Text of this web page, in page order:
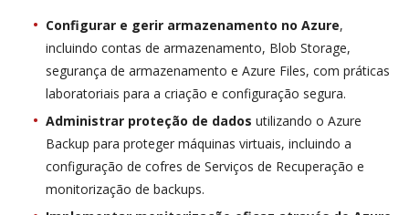
Configurar e gerir armazenamento no Azure,
incluindo contas de armazenamento, Blob Storage,
segurança de armazenamento e Azure Files, com práticas
laboratoriais para a criação e configuração segura.
Administrar proteção de dados utilizando o Azure
Backup para proteger máquinas virtuais, incluindo a
configuração de cofres de Serviços de Recuperação e
monitorização de backups.